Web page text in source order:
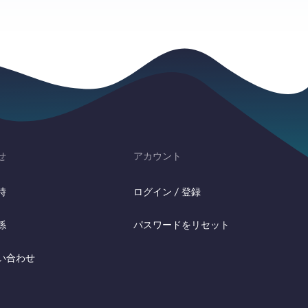
合わせ
アカウント
ログイン / 登録
パスワードをリセット